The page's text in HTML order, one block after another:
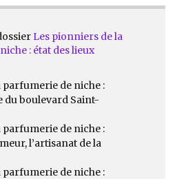
Les pionniers de la
: état des lieux
parfumerie de niche :
du boulevard Saint-
parfumerie de niche :
l’artisanat de la
parfumerie de niche :